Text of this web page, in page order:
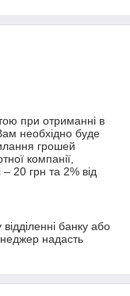
при отриманні в
необхідно буде
грошей
компанії,
20 грн та 2% від
банку або
надасть